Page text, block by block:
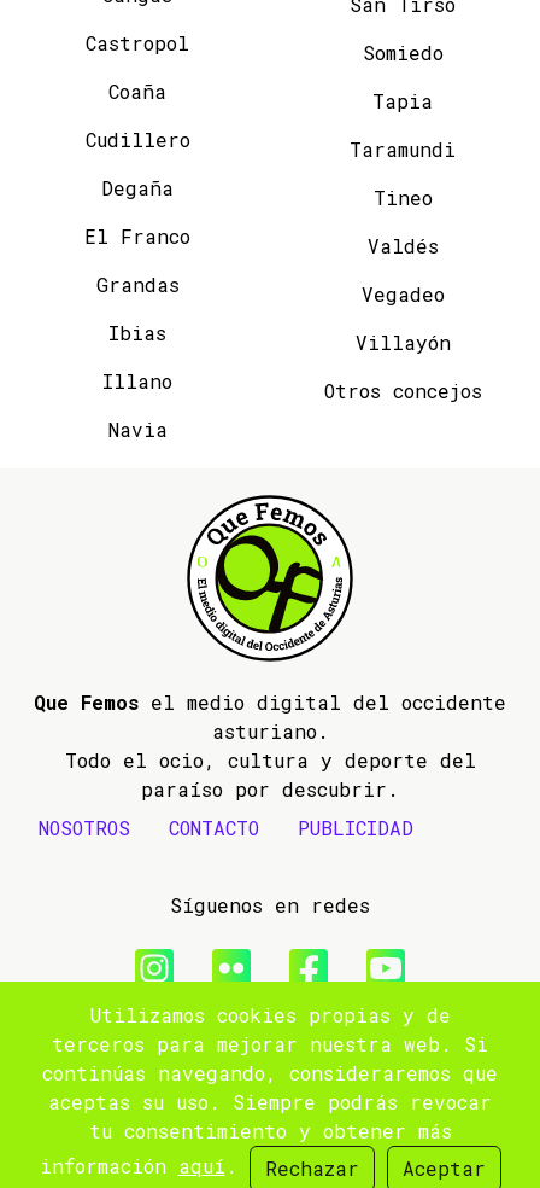
Castropol
Coaña
Cudillero
Degaña
El Franco
Grandas
Ibias
Illano
Navia
Somiedo
Tapia
Taramundi
Tineo
Valdés
Vegadeo
Villayón
Otros concejos
Que Femos el medio digital del occidente
asturiano.
Todo el ocio, cultura y deporte del
paraíso por descubrir.
NOSOTROS
CONTACTO PUBLICIDAD
Síguenos en redes
© 2009- 2026 Que Femos
Aviso legal
Política de privacidad
Utilizamos cookies propias y de
terceros para mejorar nuestra web. Si
continúas navegando, consideraremos que
aceptas su uso. Siempre podrás revocar
tu consentimiento y obtener más
información aquí . Rechazar Aceptar